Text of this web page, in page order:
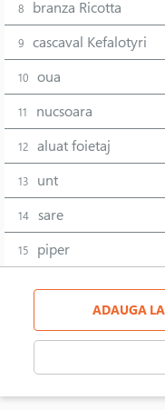
8 branza Ricotta
9 cascaval Kefalotyri
10 oua
11 nucsoara
12 aluat foietaj
13 unt
14 sare
15 piper
ADAUGA